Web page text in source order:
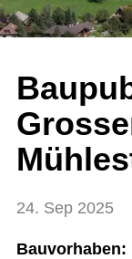
24. Sep 2025
Bauvorhaben: